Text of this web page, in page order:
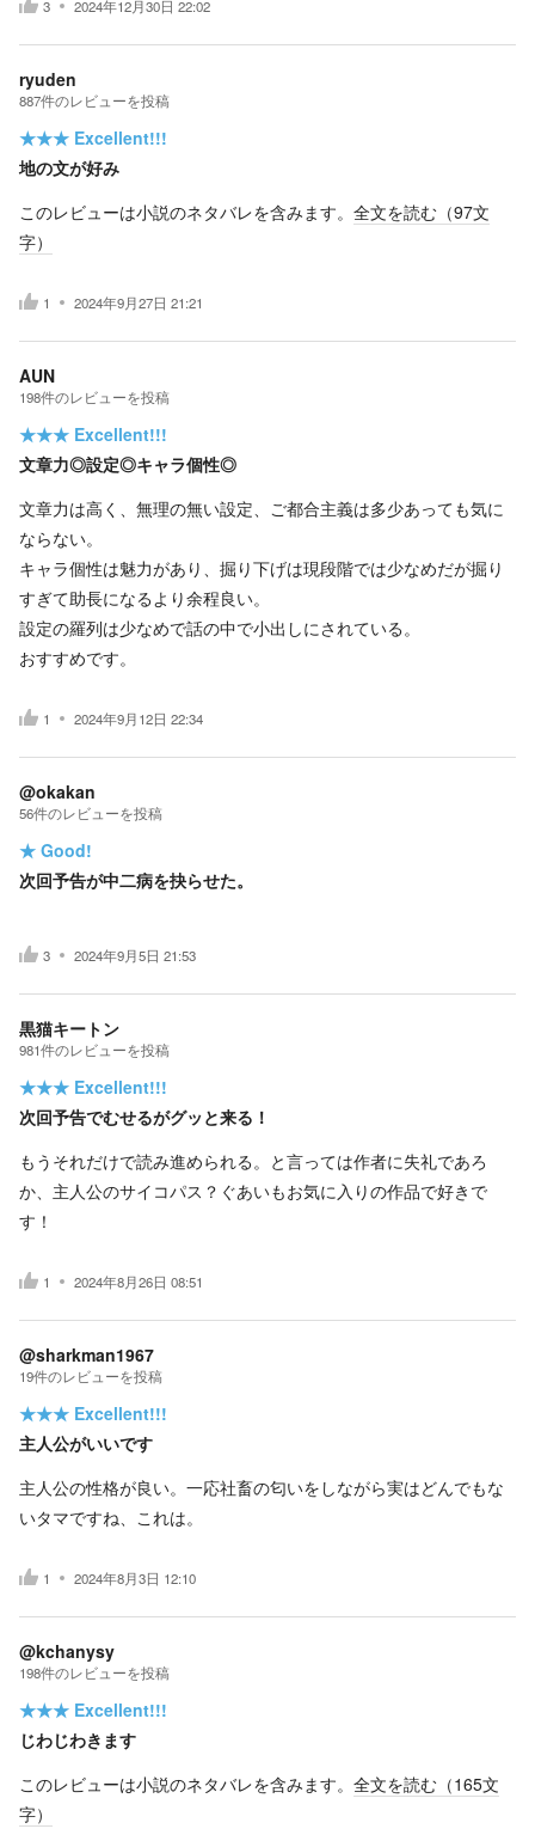
3 2024年12月30日 22:02
ryuden
887件のレビューを投稿
★★★ Excellent!!!
地の文が好み
このレビューは小説のネタバレを含みます。 全文を読む（97文
字）
1 2024年9月27日 21:21
AUN
198件のレビューを投稿
★★★ Excellent!!!
文章力◎設定◎キャラ個性◎
文章力は高く、無理の無い設定、ご都合主義は多少あっても気に
ならない。
キャラ個性は魅力があり、掘り下げは現段階では少なめだが掘り
すぎて助長になるより余程良い。
設定の羅列は少なめで話の中で小出しにされている。
おすすめです。
1 2024年9月12日 22:34
@okakan
56件のレビューを投稿
★ Good!
次回予告が中二病を抉らせた。
3 2024年9月5日 21:53
黒猫キートン
981件のレビューを投稿
★★★ Excellent!!!
次回予告でむせるがグッと来る！
もうそれだけで読み進められる。と言っては作者に失礼であろ
か、主人公のサイコパス？ぐあいもお気に入りの作品で好きで
す！
1 2024年8月26日 08:51
@sharkman1967
19件のレビューを投稿
★★★ Excellent!!!
主人公がいいです
主人公の性格が良い。一応社畜の匂いをしながら実はどんでもな
いタマですね、これは。
1 2024年8月3日 12:10
@kchanysy
198件のレビューを投稿
★★★ Excellent!!!
じわじわきます
このレビューは小説のネタバレを含みます。 全文を読む（165文
字）